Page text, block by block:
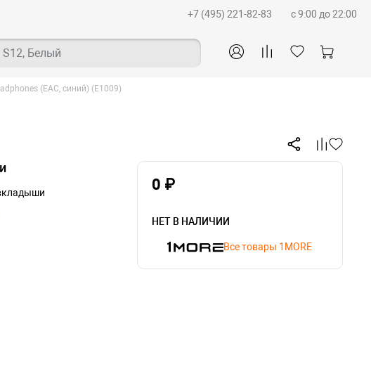
+7 (495) 221-82-83 c 9:00 до 22:00
Белый
(EAC, синий) (E1009)
0 ₽
НЕТ В НАЛИЧИИ
Все товары 1MORE